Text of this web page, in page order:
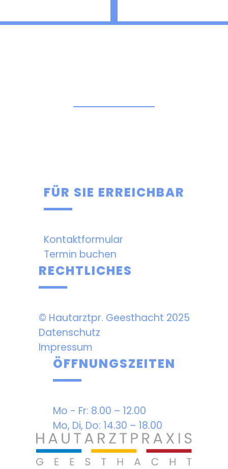
FÜR SIE ERREICHBAR
Kontaktformular
Termin buchen
RECHTLICHES
© Hautarztpr.­ Geesthacht 2025
Datenschutz
Impressum
ÖFFNUNGSZEITEN
Mo - Fr: 8.00 – 12.00
Mo, Di, Do: 14.30 – 18.00